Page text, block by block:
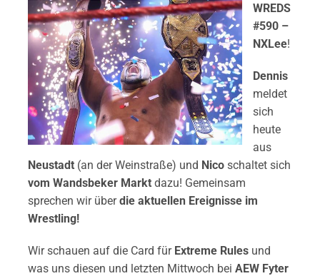
WREDS
#590 –
NXLee!
Dennis
meldet
sich
heute
aus
Neustadt(an der Weinstraße) und Nico schaltet sich
vom Wandsbeker Marktdazu! Gemeinsam
sprechen wir überdie aktuellen Ereignisse im
Wrestling!
Wir schauen auf die Card für Extreme Rulesund
was uns diesen und letzten Mittwoch bei AEW Fyter